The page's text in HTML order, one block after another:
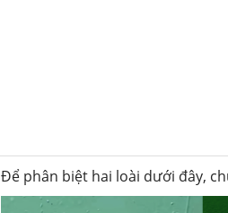
Để phân biệt hai loài dưới đây,